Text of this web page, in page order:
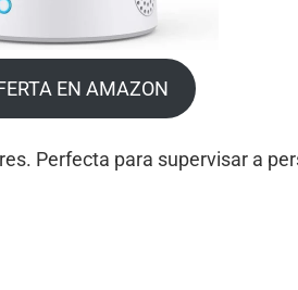
EN AMAZON
Perfecta para supervisar a